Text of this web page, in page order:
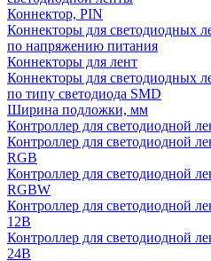
Коннектор, PIN
Коннекторы для светодиодных
по напряжению питания
Коннекторы для лент
Коннекторы для светодиодных
по типу светодиода SMD
Ширина подложки, мм
Контроллер для светодиодной
Контроллер для светодиодной
RGB
Контроллер для светодиодной
RGBW
Контроллер для светодиодной
12В
Контроллер для светодиодной
24В